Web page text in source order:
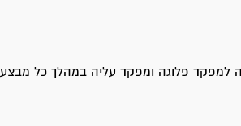
למפקד פלוגה ומפקד עליה במהלך כל מבצע